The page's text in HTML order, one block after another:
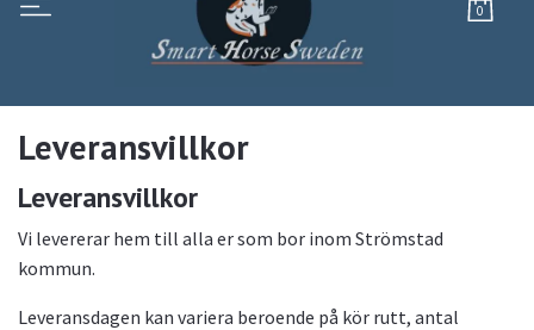
0
Leveransvillkor
Leveransvillkor
Vi levererar hem till alla er som bor inom Strömstad
kommun.
Leveransdagen kan variera beroende på kör rutt, antal